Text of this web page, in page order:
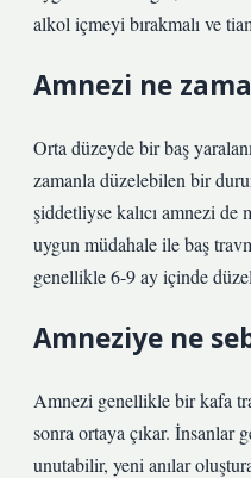
alkol içmeyi bırakmalı ve
Amnezi ne
Orta düzeyde bir baş
zamanla düzelebilen bir
şiddetliyse kalıcı amnezi
uygun müdahale ile baş
genellikle 6-9 ay içinde
Amneziye ne
Amnezi genellikle bir kafa
sonra ortaya çıkar.
unutabilir, yeni anılar